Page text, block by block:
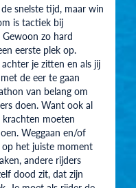
snelste tijd, maar win
is tactiek bij
zo hard
eerste plek op.
je zitten en als jij
de eer te gaan
van belang om
doen. Want ook al
moeten
Weggaan en/of
het juiste moment
andere rijders
dood zit, dat zijn